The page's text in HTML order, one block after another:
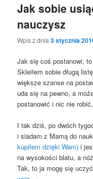
Jak sobie
nauczysz
Wpis z dnia3 stycznia
Jak się coś postanowi,
Skleiłem sobie długą
większe szanse na
uda się na pewno, a
postanowić i nic nie
I tak dziś, po dwóch
i siadam z Mamą do
kupiłem dzięki Wam) i
na wysokości blatu, a
Tak, to ja mogę się